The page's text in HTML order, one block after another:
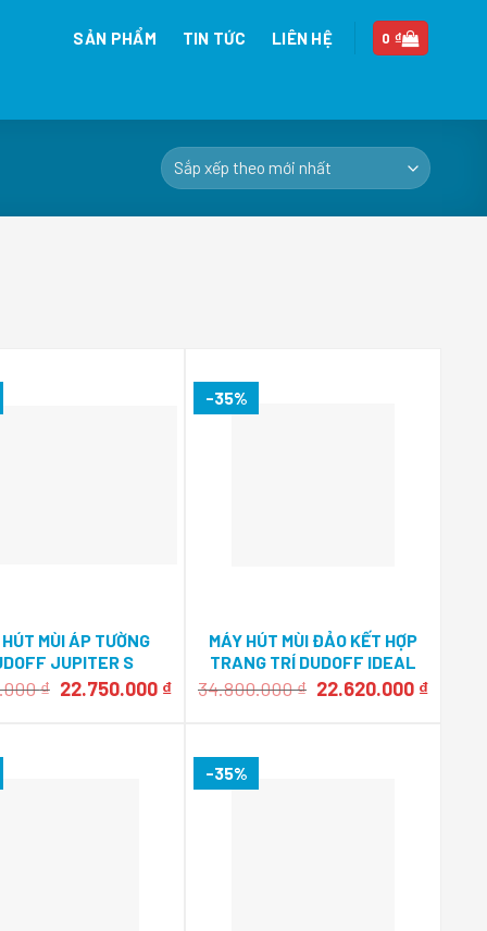
SẢN PHẨM TIN TỨC LIÊN HỆ 0₫
MÙI ÁP TƯỜNG
JUPITER S
₫ Giá
22.750.000 ₫Giá
22.750.000 ₫.
-35%
MÁY HÚT MÙI ĐẢO KẾT HỢP
TRANG TRÍ DUDOFF IDEAL
70W
34.800.000₫ Giá
22.620.000 ₫Giá
-35%